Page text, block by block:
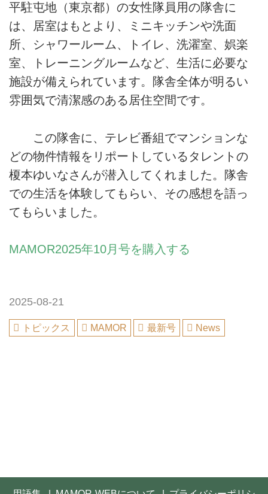
平駐屯地（東京都）の女性隊員用の隊舎に
は、居室はもとより、ミニキッチンや洗面
所、シャワールーム、トイレ、洗濯室、娯楽
室、トレーニングルームなど、生活に必要な
施設が備えられています。隊舎全体が明るい
雰囲気で清潔感のある居住空間です。
この隊舎に、テレビ番組でマンションな
どの物件情報をリポートしているタレントの
榎本ゆいなさんが潜入してくれました。隊舎
での生活を体験してもらい、その感想を語っ
てもらいました。
MAMOR2025年10月号を購入する
2025-08-21
トピックス MAMOR 最新号 News